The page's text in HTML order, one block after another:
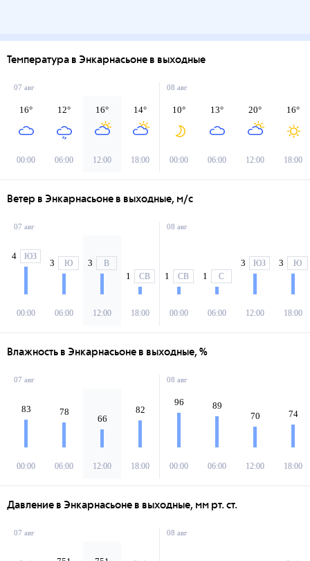
Температура в Энкарнасьоне в выходные
07 авг
16°
00:00
12°
06:00
16°
12:00
14°
18:00
08 авг
10°
00:00
13°
06:00
20°
12:00
16°
18:00
Ветер в Энкарнасьоне в выходные, м/с
07 авг
4 ЮЗ
00:00
3 Ю
06:00
3 В
12:00
1 СВ
18:00
08 авг
1 СВ
00:00
1 С
06:00
3 ЮЗ
12:00
3 Ю
18:00
Влажность в Энкарнасьоне в выходные, %
07 авг
83
00:00
78
06:00
66
12:00
82
18:00
08 авг
96
00:00
89
06:00
70
12:00
74
18:00
Давление в Энкарнасьоне в выходные, мм рт. ст.
07 авг 08 авг